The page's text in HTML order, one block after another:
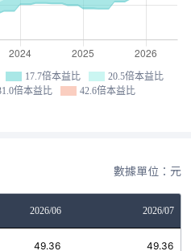
17.7倍本益比
20.5倍本益比
倍本益比 42.6倍本益比
數據單位：元
2026/06 2026/07
49.36 49.36